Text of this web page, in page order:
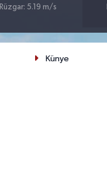
Rüzgar: 5.19 m/s
Künye